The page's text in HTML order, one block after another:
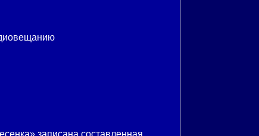
записана составленная